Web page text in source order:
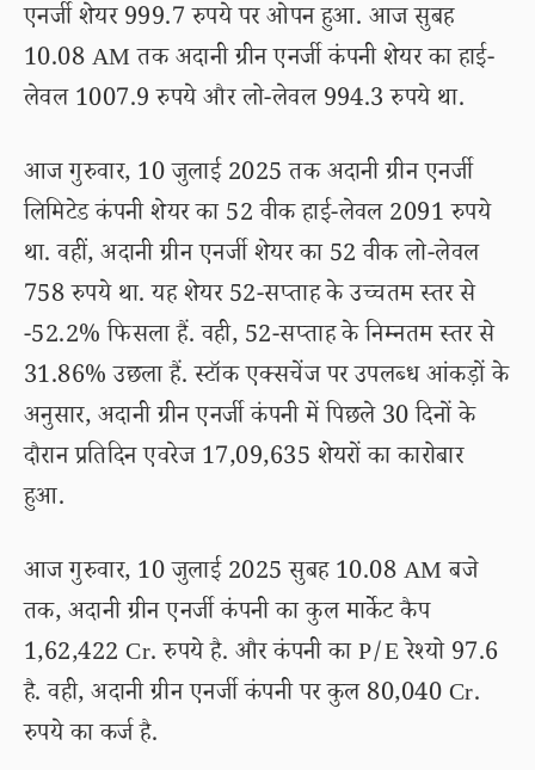
एनर्जी शेयर 999.7 रुपये पर ओपन हुआ. आज सुबह
10.08 AM तक अदानी ग्रीन एनर्जी कंपनी शेयर का हाई-
लेवल 1007.9 रुपये और लो-लेवल 994.3 रुपये था.
आज गुरुवार, 10 जुलाई 2025 तक अदानी ग्रीन एनर्जी
लिमिटेड कंपनी शेयर का 52 वीक हाई-लेवल 2091 रुपये
था. वहीं, अदानी ग्रीन एनर्जी शेयर का 52 वीक लो-लेवल
758 रुपये था. यह शेयर 52-सप्ताह के उच्चतम स्तर से
-52.2% फिसला हैं. वही, 52-सप्ताह के निम्नतम स्तर से
31.86% उछला हैं. स्टॉक एक्सचेंज पर उपलब्ध आंकड़ों के
अनुसार, अदानी ग्रीन एनर्जी कंपनी में पिछले 30 दिनों के
दौरान प्रतिदिन एवरेज 17,09,635 शेयरों का कारोबार
हुआ.
आज गुरुवार, 10 जुलाई 2025 सुबह 10.08 AM बजे
तक, अदानी ग्रीन एनर्जी कंपनी का कुल मार्केट कैप
1,62,422 Cr. रुपये है. और कंपनी का P/E रेश्यो 97.6
है. वही, अदानी ग्रीन एनर्जी कंपनी पर कुल 80,040 Cr.
रुपये का कर्ज है.